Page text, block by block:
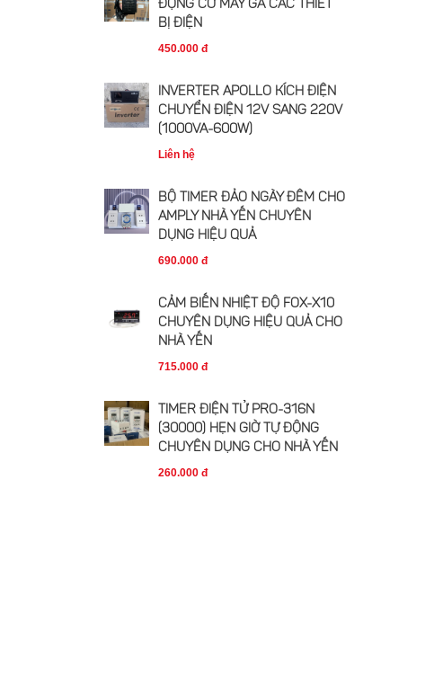
ĐỘNG CƠ MÁY GÀ CÁC THIẾT
BỊ ĐIỆN
450.000 đ
INVERTER APOLLO KÍCH ĐIỆN
CHUYỂN ĐIỆN 12V SANG 220V
(1000VA-600W)
Liên hệ
BỘ TIMER ĐẢO NGÀY ĐÊM CHO
AMPLY NHÀ YẾN CHUYÊN
DỤNG HIỆU QUẢ
690.000 đ
CẢM BIẾN NHIỆT ĐỘ FOX-X10
CHUYÊN DỤNG HIỆU QUẢ CHO
NHÀ YẾN
715.000 đ
TIMER ĐIỆN TỬ PRO-316N
(30000) HẸN GIỜ TỰ ĐỘNG
CHUYÊN DỤNG CHO NHÀ YẾN
260.000 đ